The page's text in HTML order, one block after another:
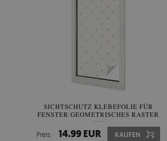
SICHTSCHUTZ KLEBEFOLIE FÜR
FENSTER GEOMETRISCHES RASTER
Preis: 14.99 EUR KAUFEN